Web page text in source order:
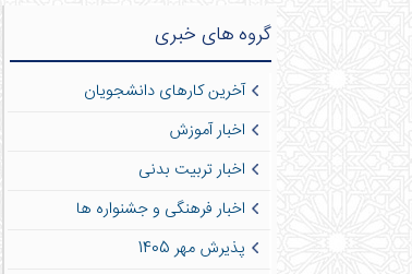
گروه های خبری
آخرین کارهای دانشجویان
اخبار آموزش
اخبار تربیت بدنی
اخبار فرهنگی و جشنواره ها
پذیرش مهر 1405